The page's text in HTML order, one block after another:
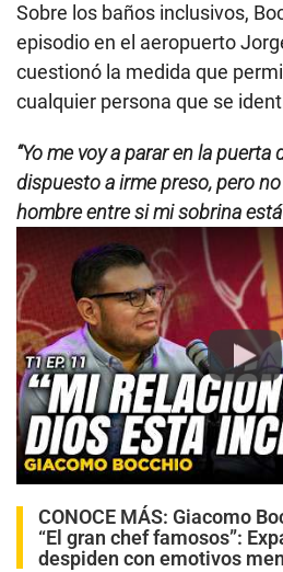
Sobre los baños inclusivos,
episodio en el aeropuerto
cuestionó la medida que
cualquier persona que se
“Yo me voy a parar en la puerta
dispuesto a irme preso, pero
hombre entre si mi sobrina
Play
CONOCE MÁS: Giacomo
“El gran chef famosos”:
despiden con emotivos